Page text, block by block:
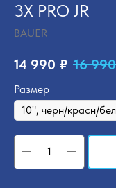
3X PRO JR
BAUER
14 990 ₽ 16 990
Размер